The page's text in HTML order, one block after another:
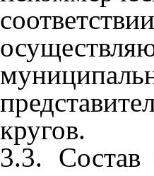
кругов.
3.3.